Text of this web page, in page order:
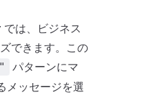
では、ビジネス
できます。この
パターンにマ
メッセージを選